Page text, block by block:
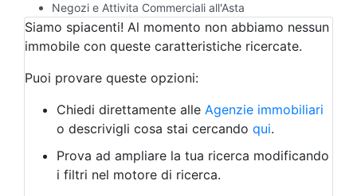
Negozi e Attivita Commerciali all'Asta
Qualsiasi
Attività/Licenza Commerciale
Azienda Agricola
Bar/Ristorante
Albergo
Laboratorio Artigianale
Negozio/locale commerciale
Agriturismo
Magazzini
Siamo spiacenti! Al momento non abbiamo nessun
immobile con queste caratteristiche ricercate.
Puoi provare queste opzioni:
Chiedi direttamente alle Agenzie immobiliari
o descrivigli cosa stai cercando qui.
Prova ad ampliare la tua ricerca modificando
i filtri nel motore di ricerca.